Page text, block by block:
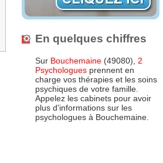
En quelques chiffres
Sur Bouchemaine (49080), 2
Psychologues prennent en
charge vos thérapies et les soins
psychiques de votre famille.
Appelez les cabinets pour avoir
plus d'informations sur les
psychologues à Bouchemaine.